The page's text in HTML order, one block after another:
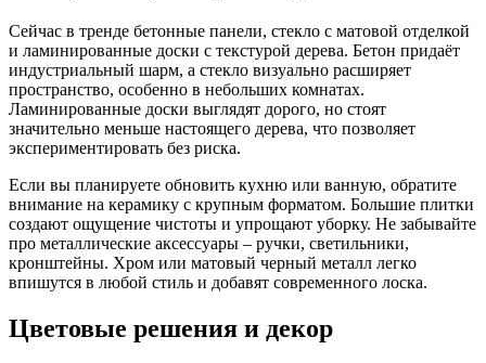
Сейчас в тренде бетонные панели, стекло с матовой отделкой
и ламинированные доски с текстурой дерева. Бетон придаёт
индустриальный шарм, а стекло визуально расширяет
пространство, особенно в небольших комнатах.
Ламинированные доски выглядят дорого, но стоят
значительно меньше настоящего дерева, что позволяет
экспериментировать без риска.
Если вы планируете обновить кухню или ванную, обратите
внимание на керамику с крупным форматом. Большие плитки
создают ощущение чистоты и упрощают уборку. Не забывайте
про металлические аксессуары – ручки, светильники,
кронштейны. Хром или матовый черный металл легко
впишутся в любой стиль и добавят современного лоска.
Цветовые решения и декор